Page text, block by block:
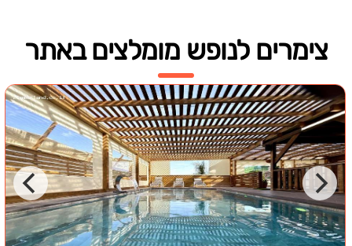
צימרים לנופש מומלצים באתר